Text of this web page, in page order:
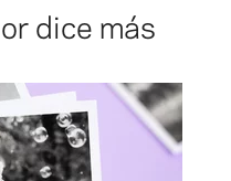
dice más